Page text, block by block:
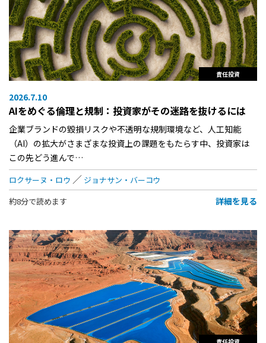
責任投資
2026.7.10
AIをめぐる倫理と規制：投資家がその迷路を抜けるには
企業ブランドの毀損リスクや不透明な規制環境など、人工知能
（AI）の拡大がさまざまな投資上の課題をもたらす中、投資家は
この先どう進んで…
ロクサーヌ・ロウ
ジョナサン・バーコウ
約8分で読めます
詳細を見る